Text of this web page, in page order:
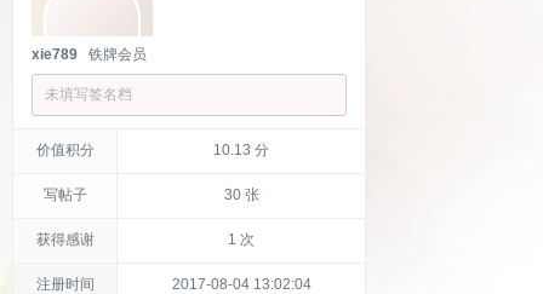
xie789 铁牌会员
未填写签名档
价值积分 10.13 分
写帖子 30 张
获得感谢 1 次
注册时间 2017-08-04 13:02:04